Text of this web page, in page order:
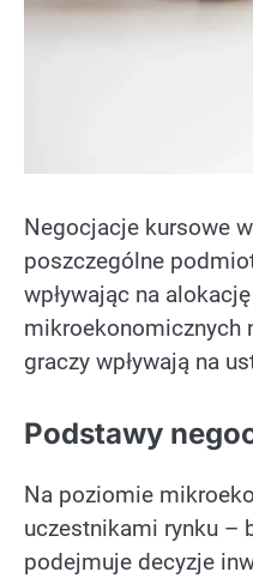
Negocjacje kursowe
poszczególne
wpływając na
mikroekonomicznych
graczy wpływają na
Podstawy
Na poziomie
uczestnikami rynku –
podejmuje decyzje